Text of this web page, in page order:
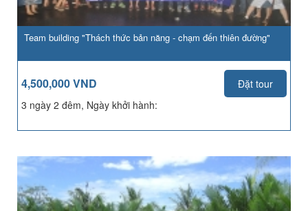
Team building "Thách thức bản năng - chạm đến thiên đường"
4,500,000 VND
Đặt tour
3 ngày 2 đêm, Ngày khởi hành: